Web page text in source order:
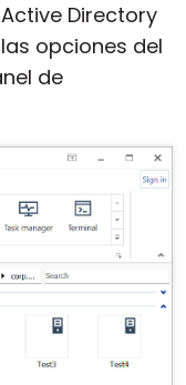
Directory
opciones del
de